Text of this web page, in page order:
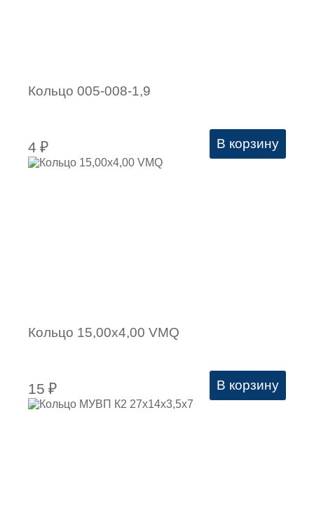
Кольцо 005-008-1,9
4 ₽ В корзину
Кольцо 15,00х4,00 VMQ
15 ₽ В корзину